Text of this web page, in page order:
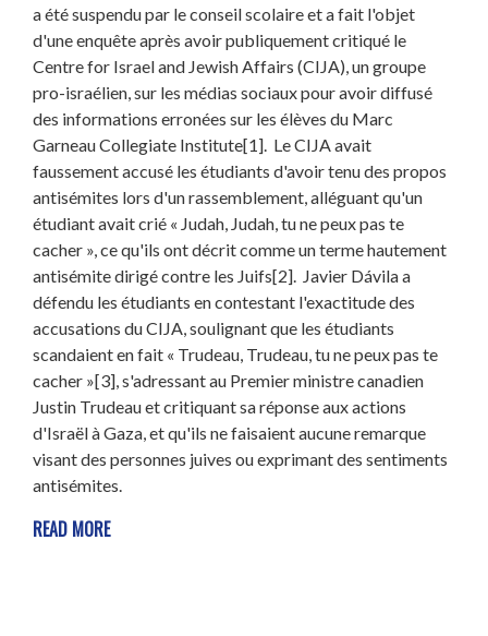
a été suspendu par le conseil scolaire et a fait l'objet
d'une enquête après avoir publiquement critiqué le
Centre for Israel and Jewish Affairs (CIJA), un groupe
pro-israélien, sur les médias sociaux pour avoir diffusé
des informations erronées sur les élèves du Marc
Garneau Collegiate Institute[1]. Le CIJA avait
faussement accusé les étudiants d'avoir tenu des propos
antisémites lors d'un rassemblement, alléguant qu'un
étudiant avait crié « Judah, Judah, tu ne peux pas te
cacher », ce qu'ils ont décrit comme un terme hautement
antisémite dirigé contre les Juifs[2]. Javier Dávila a
défendu les étudiants en contestant l'exactitude des
accusations du CIJA, soulignant que les étudiants
scandaient en fait « Trudeau, Trudeau, tu ne peux pas te
cacher »[3], s'adressant au Premier ministre canadien
Justin Trudeau et critiquant sa réponse aux actions
d'Israël à Gaza, et qu'ils ne faisaient aucune remarque
visant des personnes juives ou exprimant des sentiments
antisémites.
READ MORE